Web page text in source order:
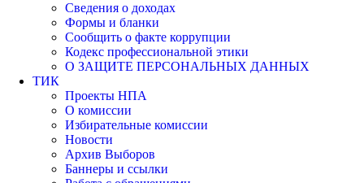
Сведения о доходах
Формы и бланки
Сообщить о факте коррупции
Кодекс профессиональной этики
О ЗАЩИТЕ ПЕРСОНАЛЬНЫХ ДАННЫХ
ТИК
Проекты НПА
О комиссии
Избирательные комиссии
Новости
Архив Выборов
Баннеры и ссылки